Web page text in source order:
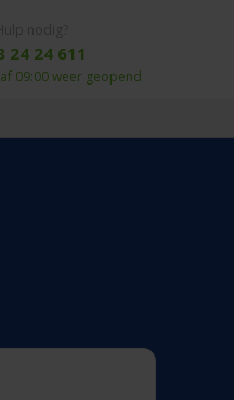
24 24 611
09:00 weer geopend